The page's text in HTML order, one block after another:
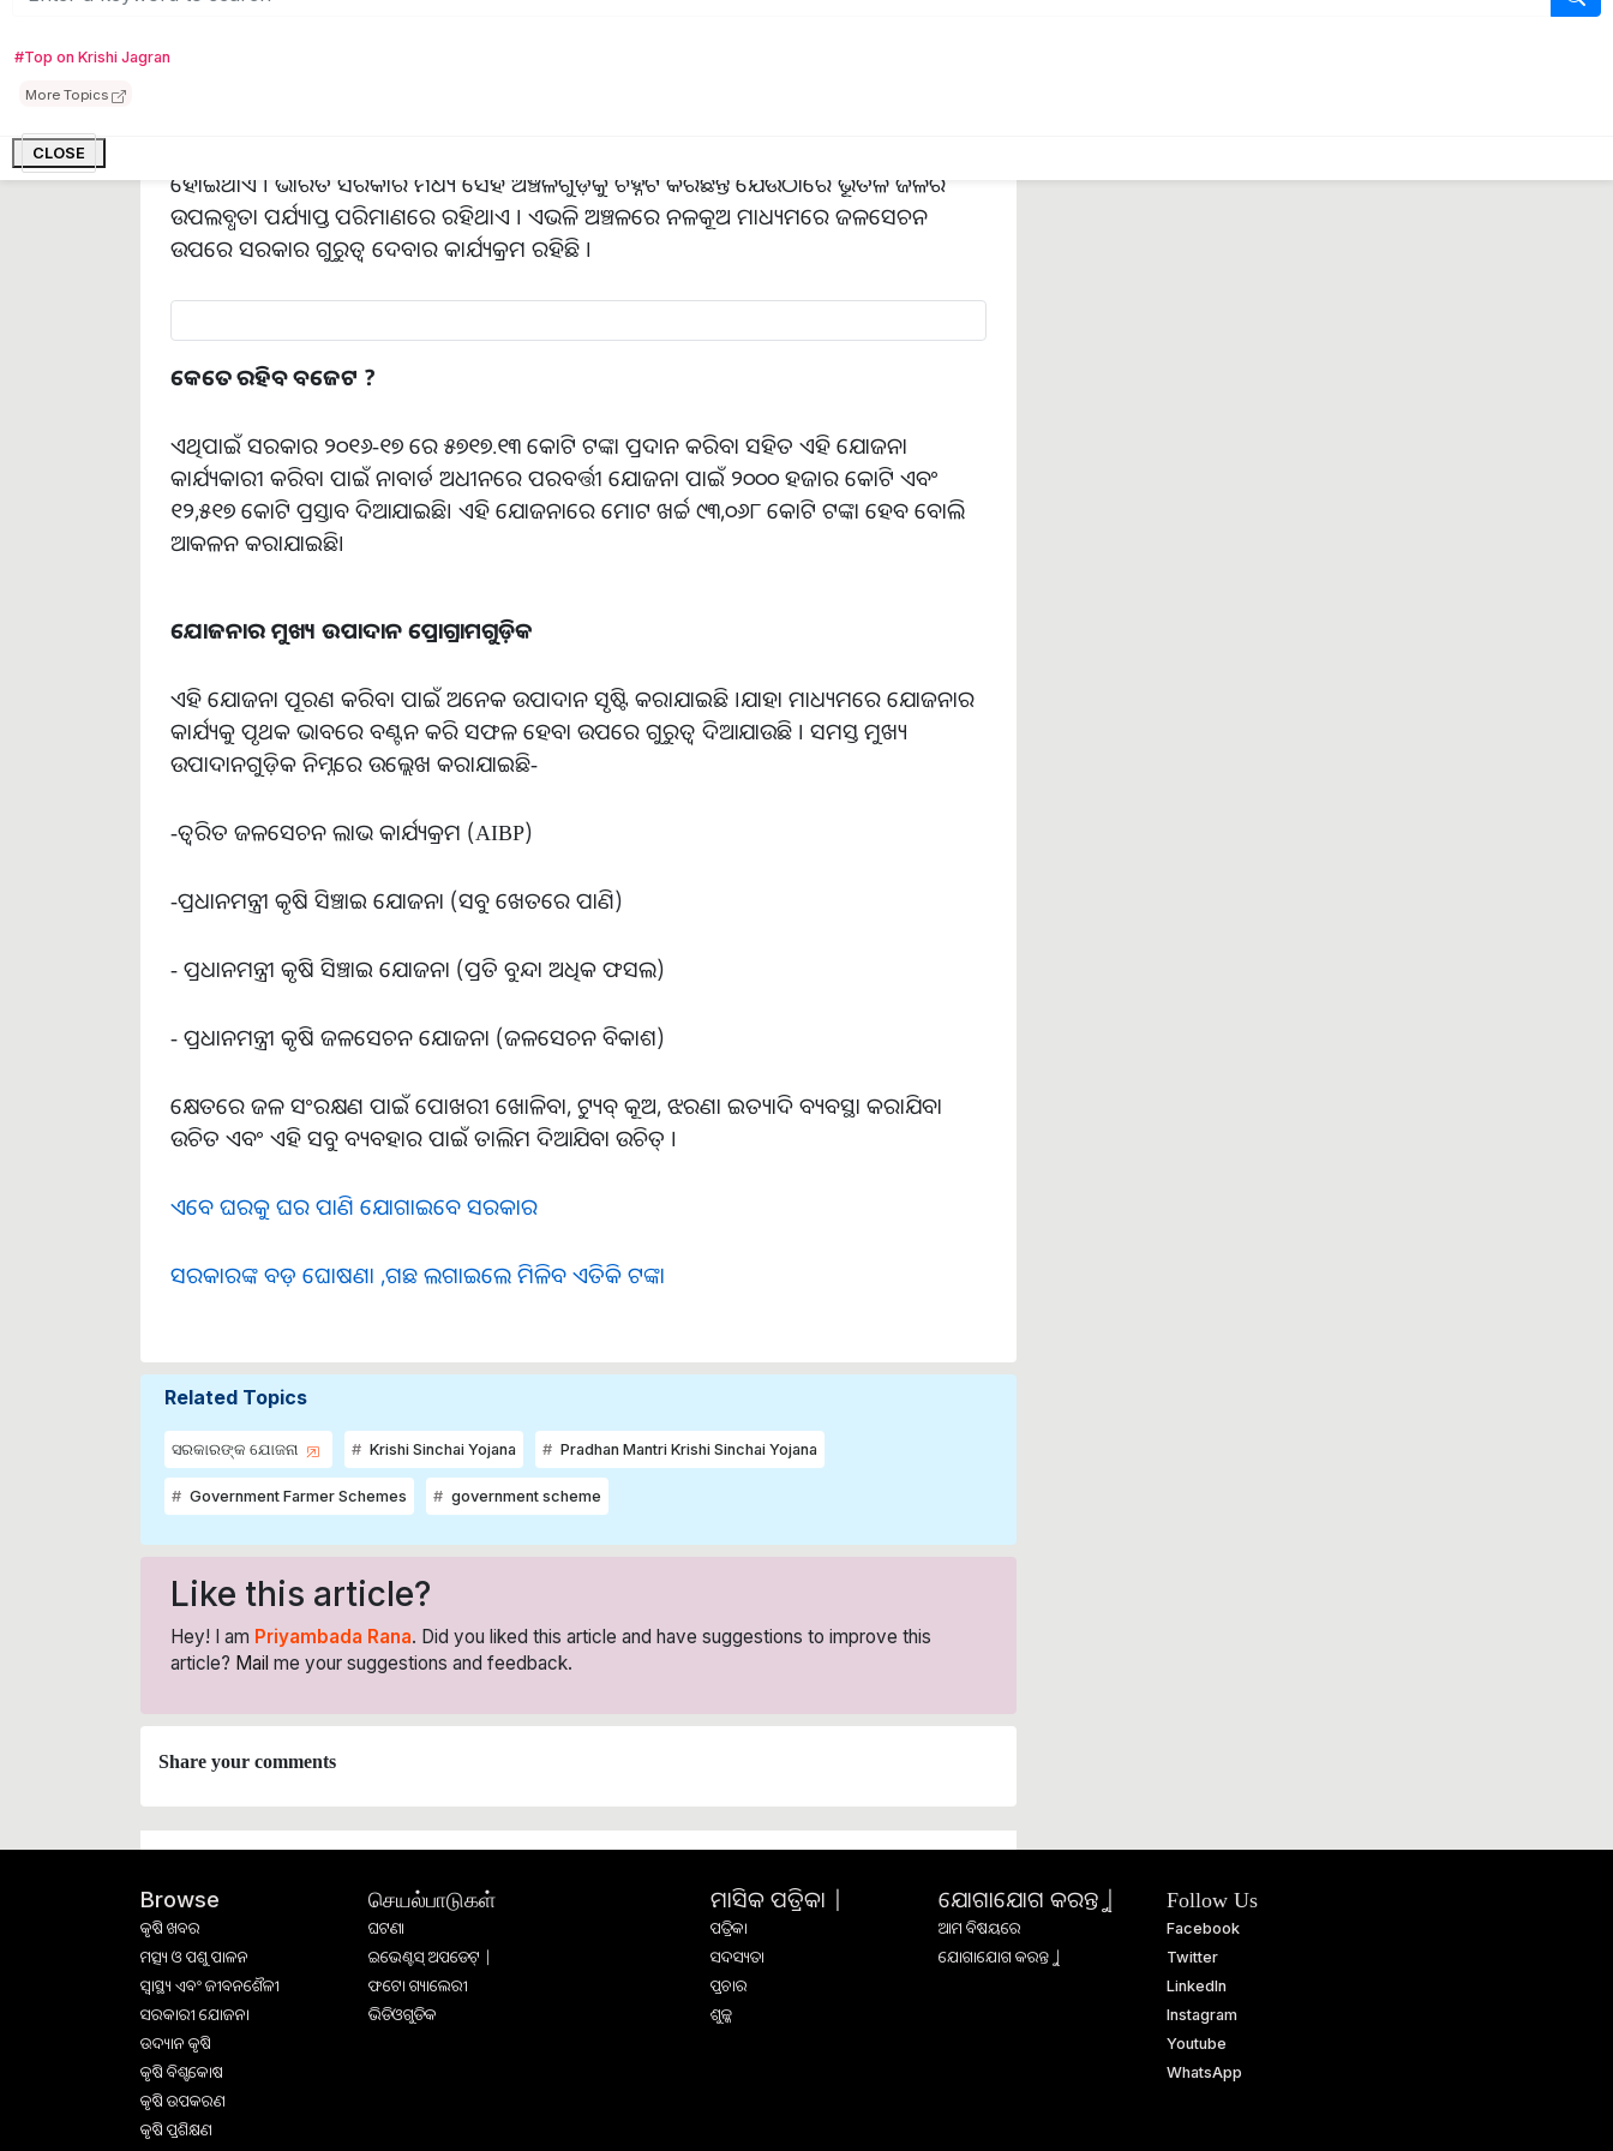
#Top on Krishi Jagran
More Topics
CLOSE
ହୋଇଥାଏ । ଭାରତ ସରକାର ମଧ୍ୟ ସେହି ଅଞ୍ଚଳଗୁଡ଼ିକୁ ଚିହ୍ନଟ କରିଛନ୍ତି ଯେଉଁଠାରେ ଭୂତଳ ଜଳର
ଉପଲବ୍ଧତା ପର୍ଯ୍ୟାପ୍ତ ପରିମାଣରେ ରହିଥାଏ । ଏଭଳି ଅଞ୍ଚଳରେ ନଳକୂଅ ମାଧ୍ୟମରେ ଜଳସେଚନ
ଉପରେ ସରକାର ଗୁରୁତ୍ୱ ଦେବାର କାର୍ଯ୍ୟକ୍ରମ ରହିଛି ।
କେତେ ରହିବ ବଜେଟ ?
ଏଥିପାଇଁ ସରକାର ୨୦୧୬-୧୭ ରେ ୫୭୧୭.୧୩ କୋଟି ଟଙ୍କା ପ୍ରଦାନ କରିବା ସହିତ ଏହି ଯୋଜନା
କାର୍ଯ୍ୟକାରୀ କରିବା ପାଇଁ ନାବାର୍ଡ ଅଧୀନରେ ପରବର୍ତ୍ତୀ ଯୋଜନା ପାଇଁ ୨୦୦୦ ହଜାର କୋଟି ଏବଂ
୧୨,୫୧୭ କୋଟି ପ୍ରସ୍ତାବ ଦିଆଯାଇଛି। ଏହି ଯୋଜନାରେ ମୋଟ ଖର୍ଚ୍ଚ ୯୩,୦୬୮ କୋଟି ଟଙ୍କା ହେବ ବୋଲି
ଆକଳନ କରାଯାଇଛି।
ଯୋଜନାର ମୁଖ୍ୟ ଉପାଦାନ ପ୍ରୋଗ୍ରାମଗୁଡ଼ିକ
ଏହି ଯୋଜନା ପୂରଣ କରିବା ପାଇଁ ଅନେକ ଉପାଦାନ ସୃଷ୍ଟି କରାଯାଇଛି ।ଯାହା ମାଧ୍ୟମରେ ଯୋଜନାର
କାର୍ଯ୍ୟକୁ ପୃଥକ ଭାବରେ ବଣ୍ଟନ କରି ସଫଳ ହେବା ଉପରେ ଗୁରୁତ୍ୱ ଦିଆଯାଉଛି । ସମସ୍ତ ମୁଖ୍ୟ
ଉପାଦାନଗୁଡ଼ିକ ନିମ୍ନରେ ଉଲ୍ଲେଖ କରାଯାଇଛି-
-ତ୍ୱରିତ ଜଳସେଚନ ଲାଭ କାର୍ଯ୍ୟକ୍ରମ (AIBP)
-ପ୍ରଧାନମନ୍ତ୍ରୀ କୃଷି ସିଞ୍ଚାଇ ଯୋଜନା (ସବୁ ଖେତରେ ପାଣି)
- ପ୍ରଧାନମନ୍ତ୍ରୀ କୃଷି ସିଞ୍ଚାଇ ଯୋଜନା (ପ୍ରତି ବୁନ୍ଦା ଅଧିକ ଫସଲ)
- ପ୍ରଧାନମନ୍ତ୍ରୀ କୃଷି ଜଳସେଚନ ଯୋଜନା (ଜଳସେଚନ ବିକାଶ)
କ୍ଷେତରେ ଜଳ ସଂରକ୍ଷଣ ପାଇଁ ପୋଖରୀ ଖୋଳିବା, ଟ୍ୟୁବ୍ କୂଅ, ଝରଣା ଇତ୍ୟାଦି ବ୍ୟବସ୍ଥା କରାଯିବା
ଉଚିତ ଏବଂ ଏହି ସବୁ ବ୍ୟବହାର ପାଇଁ ତାଲିମ ଦିଆଯିବା ଉଚିତ୍ ।
ଏବେ ଘରକୁ ଘର ପାଣି ଯୋଗାଇବେ ସରକାର
ସରକାରଙ୍କ ବଡ଼ ଘୋଷଣା ,ଗଛ ଲଗାଇଲେ ମିଳିବ ଏତିକି ଟଙ୍କା
Related Topics
ସରକାରଙ୍କ ଯୋଜନା Krishi Sinchai Yojana Pradhan Mantri Krishi Sinchai Yojana
Government Farmer Schemes government scheme
Like this article?
Hey! I am Priyambada Rana. Did you liked this article and have suggestions to improve this
article? Mail me your suggestions and feedback.
Share your comments
Browse
କୃଷି ଖବର
ମତ୍ସ୍ୟ ଓ ପଶୁ ପାଳନ
ସ୍ୱାସ୍ଥ୍ୟ ଏବଂ ଜୀବନଶୈଳୀ
ସରକାରୀ ଯୋଜନା
ଉଦ୍ୟାନ କୃଷି
କୃଷି ବିଶ୍ବକୋଷ
କୃଷି ଉପକରଣ
କୃଷି ପ୍ରଶିକ୍ଷଣ
செயல்பாடுகள்
ଘଟଣା
ଇଭେଣ୍ଟସ୍ ଅପଡେଟ୍ |
ଫଟୋ ଗ୍ୟାଲେରୀ
ଭିଡିଓଗୁଡିକ
ମାସିକ ପତ୍ରିକା |
ପତ୍ରିକା
ସଦସ୍ୟତା
ପ୍ରଚାର
ଶୁଳ୍କ
ଯୋଗାଯୋଗ କରନ୍ତୁ |
ଆମ ବିଷୟରେ
ଯୋଗାଯୋଗ କରନ୍ତୁ |
Follow Us
Facebook
Twitter
LinkedIn
Instagram
Youtube
WhatsApp